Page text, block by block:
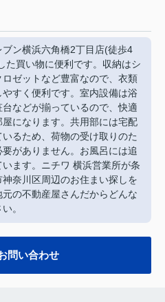
ン横浜六角橋2丁目店(徒歩4
た買い物に便利です。収納はシ
ロゼットなど豊富なので、衣類
すく便利です。室内設備は浴
などが揃っているので、快適
になります。共用部には宅配
るため、荷物の受け取りのた
がありません。お風呂には追
ます。ニチワ 横浜営業所が条
奈川区周辺のお住まい探しを
の不動産屋さんだからどんな
。
問い合わせ